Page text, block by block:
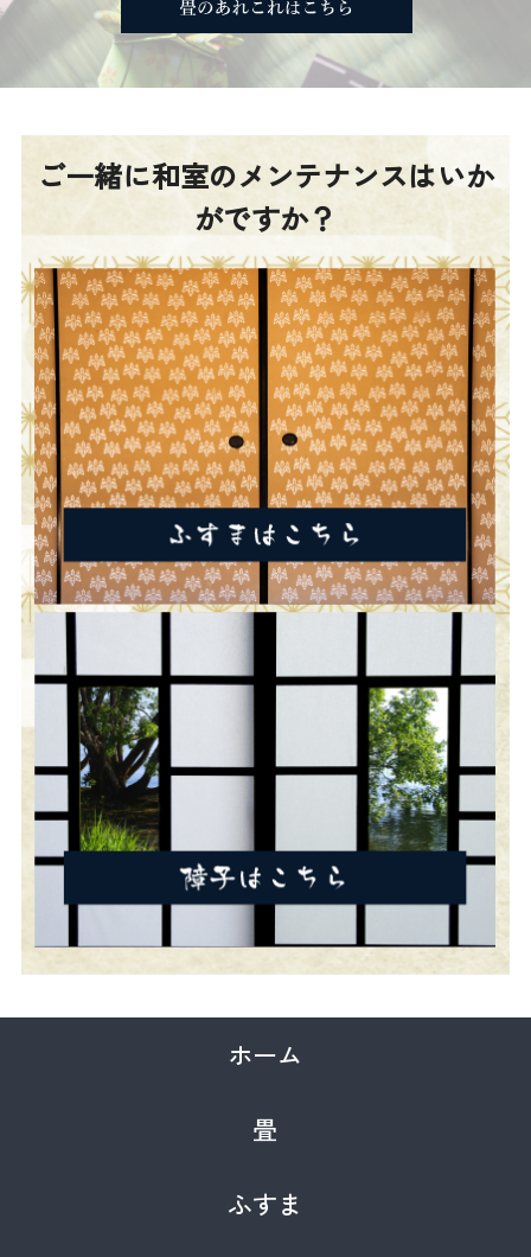
ご一緒に和室のメンテナンスはいか
がですか？
ホーム
畳
ふすま